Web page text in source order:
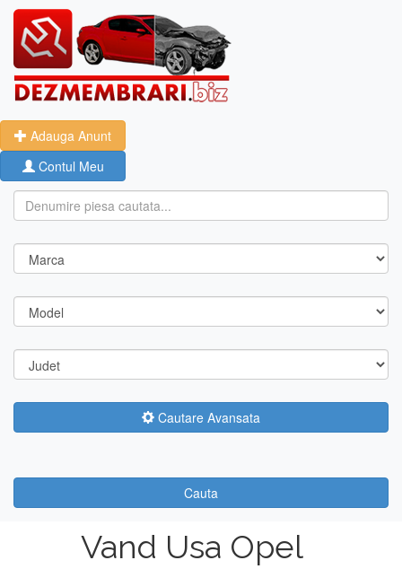
Adauga Anunt
Contul Meu
Cautare Avansata
Cauta
Vand Usa Opel